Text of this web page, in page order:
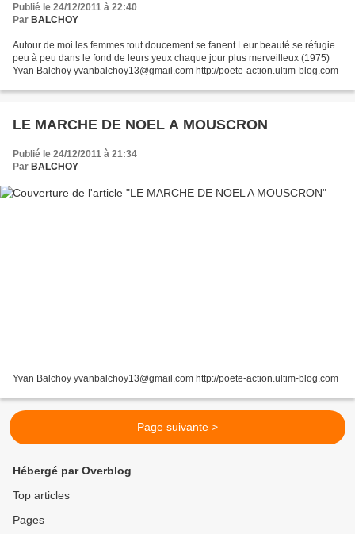
Publié le 24/12/2011 à 22:40
Par BALCHOY
Autour de moi les femmes tout doucement se fanent Leur beauté se réfugie
peu à peu dans le fond de leurs yeux chaque jour plus merveilleux (1975)
Yvan Balchoy yvanbalchoy13@gmail.com http://poete-action.ultim-blog.com
LE MARCHE DE NOEL A MOUSCRON
Publié le 24/12/2011 à 21:34
Par BALCHOY
Yvan Balchoy yvanbalchoy13@gmail.com http://poete-action.ultim-blog.com
Page suivante >
Hébergé par Overblog
Top articles
Pages